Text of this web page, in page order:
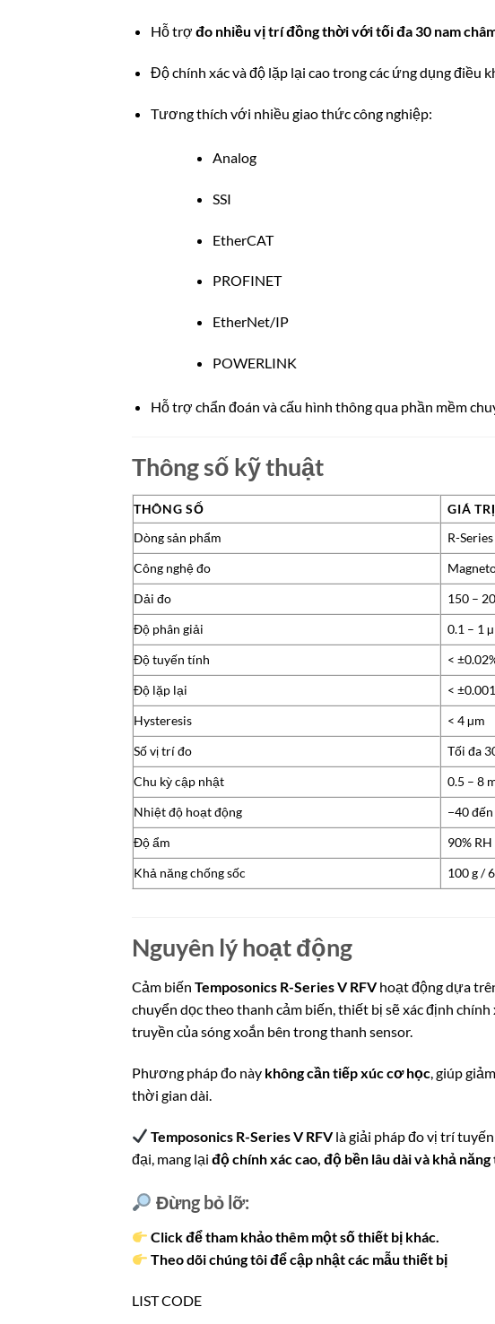
Hỗ trợ đo nhiều vị trí đồng thời với tối đa 30 nam
Độ chính xác và độ lặp lại cao trong các ứng dụng điều
Tương thích với nhiều giao thức công nghiệp:
Analog
SSI
EtherCAT
PROFINET
EtherNet/IP
POWERLINK
Hỗ trợ chẩn đoán và cấu hình thông qua phần mềm
Thông số kỹ thuật
THÔNG SỐ
GIÁ TRỊ
Dòng sản phẩm
R-
Công nghệ đo
Dải đo
150 –
Độ phân giải
0.1 – 1
Độ tuyến tính
<
Độ lặp lại
<
Hysteresis
< 4 µm
Số vị trí đo
Tối đa
Chu kỳ cập nhật
0.5 – 8
Nhiệt độ hoạt động
−40 đến
Độ ẩm
90%
Khả năng chống sốc
100 g /
Nguyên lý hoạt động
Cảm biến Temposonics R-Series V RFVhoạt động dựa
chuyển dọc theo thanh cảm biến, thiết bị sẽ xác định
truyền của sóng xoắn bên trong thanh sensor.
Phương pháp đo này không cần tiếp xúc cơ học , giúp
thời gian dài.
Temposonics R-Series V RFVlà giải pháp đo vị trí
đại, mang lại độ chính xác cao, độ bền lâu dài và khả
Đừng bỏ lỡ:
Click để tham khảo thêm một số thiết bị khác.
Theo dõi chúng tôi để cập nhật các mẫu thiết bị
LIST CODE